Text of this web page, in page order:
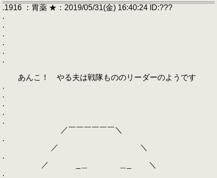
.1916 ：胃薬 ★：2019/05/31(金) 16:40:24 ID:???
.
.
.
.
.
.
あんこ！ やる夫は戦隊もののリーダーのようです
.
.
.
.
.
／￣￣￣￣￣￣＼
.
／ ＼
.
／ _＿ ＿_ ＼
.